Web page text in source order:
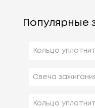
Популярные
Кольцо
Свеча
Кольцо